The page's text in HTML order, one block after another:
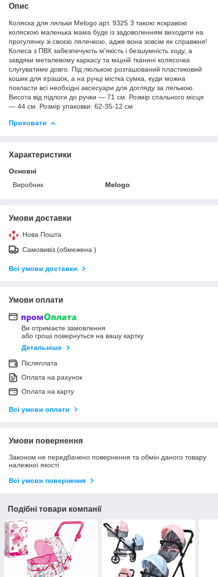
Опис
Коляска для ляльки Melogo арт. 9325 З такою яскравою
коляскою маленька мама буде із задоволенням виходити на
прогулянку зі своєю лялечкою, адже вона зовсім як справжня!
Колеса з ПВХ забезпечують м'якість і безшумність ходу, а
завдяки металевому каркасу та міцній тканині колясочка
слугуватиме довго. Під люлькою розташований пластиковий
кошик для іграшок, а на ручці містка сумка, куди можна
покласти всі необхідні аксесуари для догляду за лялькою.
Висота від підлоги до ручки — 71 см. Розмір спального місця
— 44 см. Розмір упаковки: 62-35-12 см
Приховати
Характеристики
Основні
Виробник
Melogo
Умови доставки
Нова Пошта
Самовивіз (обмежена )
Всі умови доставки
Умови оплати
Ви отримаєте замовлення
або гроші повернуться на вашу картку
Детальніше
Післяплата
Оплата на рахунок
Оплата на карту
Всі умови оплати
Умови повернення
Законом не передбачено повернення та обмін даного товару
належної якості
Всі умови повернення
Подібні товари компанії